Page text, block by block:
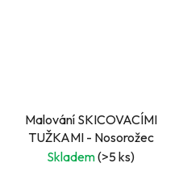
Malování SKICOVACÍMI
TUŽKAMI - Nosorožec
Skladem(>5 ks)